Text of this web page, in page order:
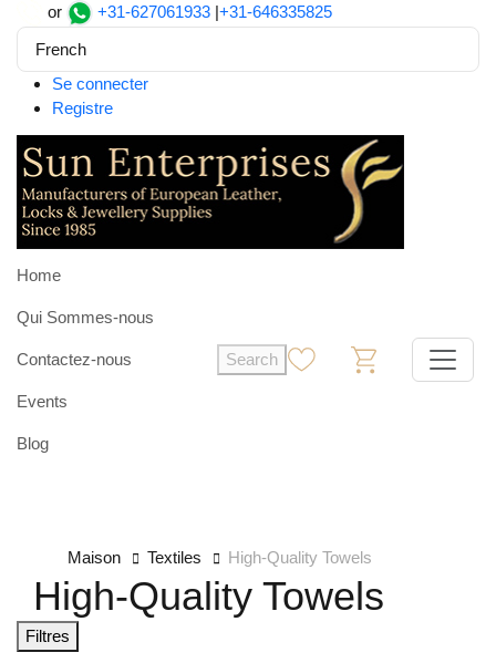
or +31-627061933 |+31-646335825
French
Se connecter
Registre
Home
Qui Sommes-nous
Contactez-nous
Events
Blog
Search
Maison Textiles High-Quality Towels
High-Quality Towels
Filtres